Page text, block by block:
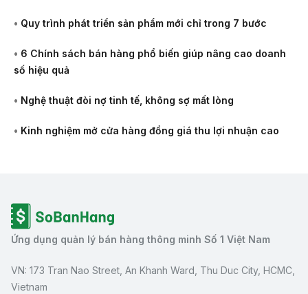
• Quy trình phát triển sản phẩm mới chỉ trong 7 bước
• 6 Chính sách bán hàng phổ biến giúp nâng cao doanh
số hiệu quả
• Nghệ thuật đòi nợ tinh tế, không sợ mất lòng
• Kinh nghiệm mở cửa hàng đồng giá thu lợi nhuận cao
Ứng dụng quản lý bán hàng thông minh Số 1 Việt Nam
VN: 173 Tran Nao Street, An Khanh Ward, Thu Duc City, HCMC,
Vietnam